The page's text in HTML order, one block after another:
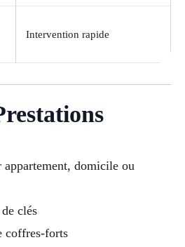
Intervention rapide
appartement, domicile ou
clés
coffres-forts